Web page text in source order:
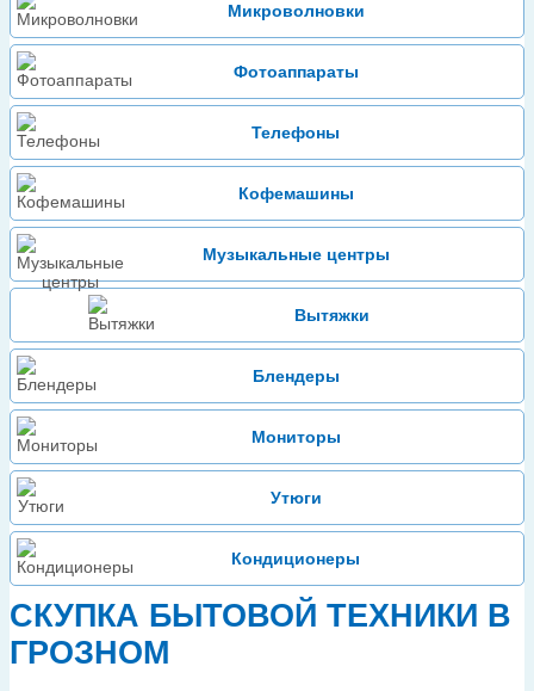
Микроволновки
Фотоаппараты
Телефоны
Кофемашины
Музыкальные центры
Вытяжки
Блендеры
Мониторы
Утюги
Кондиционеры
СКУПКА БЫТОВОЙ ТЕХНИКИ В
ГРОЗНОМ